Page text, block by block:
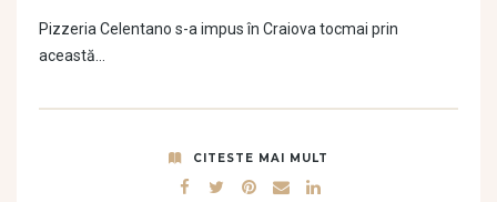
Pizzeria Celentano s-a impus în Craiova tocmai prin
această…
CITESTE MAI MULT